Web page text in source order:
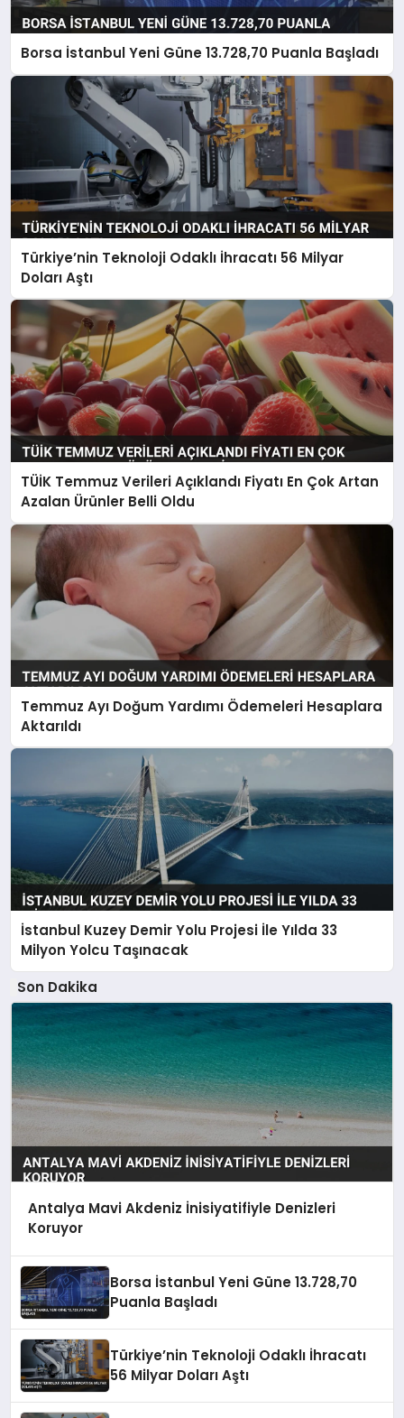
Borsa İstanbul Yeni Güne 13.728,70 Puanla Başladı
Türkiye’nin Teknoloji Odaklı İhracatı 56 Milyar
Doları Aştı
TÜİK Temmuz Verileri Açıklandı Fiyatı En Çok Artan
Azalan Ürünler Belli Oldu
Temmuz Ayı Doğum Yardımı Ödemeleri Hesaplara
Aktarıldı
İstanbul Kuzey Demir Yolu Projesi İle Yılda 33
Milyon Yolcu Taşınacak
Son Dakika
Antalya Mavi Akdeniz İnisiyatifiyle Denizleri
Koruyor
Borsa İstanbul Yeni Güne 13.728,70
Puanla Başladı
Türkiye’nin Teknoloji Odaklı İhracatı
56 Milyar Doları Aştı